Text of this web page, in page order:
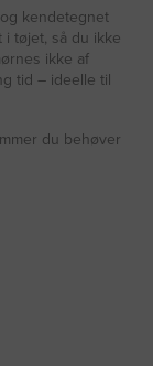
kendetegnet
tøjet, så du ikke
ikke af
tid – ideelle til
du behøver